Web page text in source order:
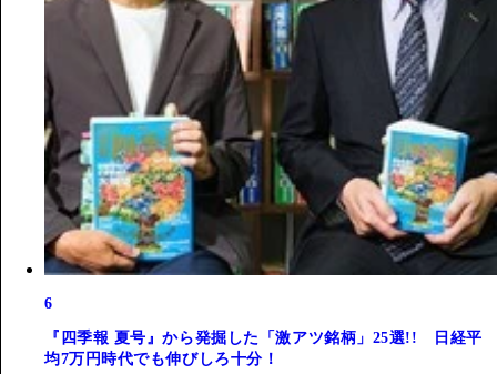
6
『四季報 夏号』から発掘した「激アツ銘柄」25選!! 日経平
均7万円時代でも伸びしろ十分！